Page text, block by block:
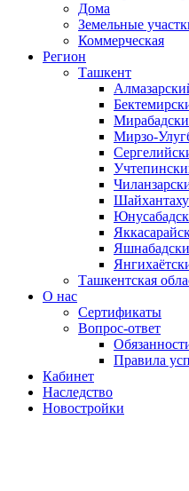
Дома
Земельные
Коммерческая
Регион
Ташкент
Мирзо-
Ташкентская
О нас
Сертификаты
Вопрос-ответ
Правила
Кабинет
Наследство
Новостройки